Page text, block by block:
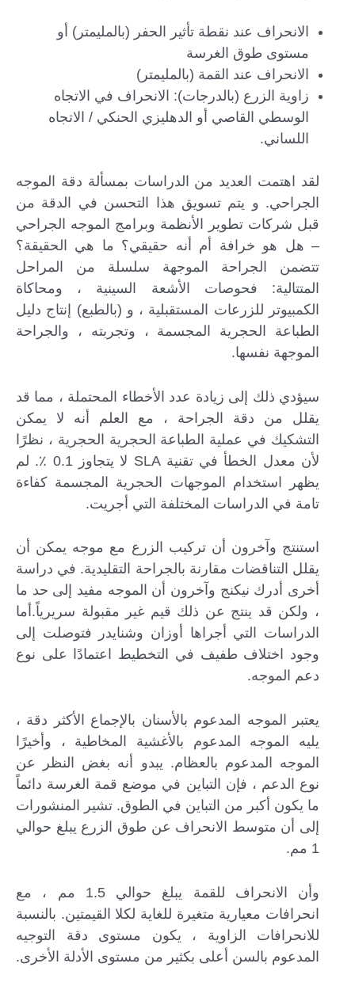
الانحراف عند نقطة تأثير الحفر (بالمليمتر) أو
مستوى طوق الغرسة
الانحراف عند القمة (بالمليمتر)
زاوية الزرع (بالدرجات): الانحراف في الاتجاه
الوسطي القاصي أو الدهليزي الحنكي / الاتجاه
اللساني.
لقد اهتمت العديد من الدراسات بمسألة دقة الموجه
الجراحي. و يتم تسويق هذا التحسن في الدقة من
قبل شركات تطوير الأنظمة وبرامج الموجه الجراحي
– هل هو خرافة أم أنه حقيقي؟ ما هي الحقيقة؟
تتضمن الجراحة الموجهة سلسلة من المراحل
المتتالية: فحوصات الأشعة السينية ، ومحاكاة
الكمبيوتر للزرعات المستقبلية ، و (بالطبع) إنتاج دليل
الطباعة الحجرية المجسمة ، وتجربته ، والجراحة
الموجهة نفسها.
سيؤدي ذلك إلى زيادة عدد الأخطاء المحتملة ، مما قد
يقلل من دقة الجراحة ، مع العلم أنه لا يمكن
التشكيك في عملية الطباعة الحجرية الحجرية ، نظرًا
لأن معدل الخطأ في تقنية SLA لا يتجاوز 0.1 ٪. لم
يظهر استخدام الموجهات الحجرية المجسمة كفاءة
تامة في الدراسات المختلفة التي أجريت.
استنتج وآخرون أن تركيب الزرع مع موجه يمكن أن
يقلل التناقضات مقارنة بالجراحة التقليدية. في دراسة
أخرى أدرك نيكنج وآخرون أن الموجه مفيد إلى حد ما
، ولكن قد ينتج عن ذلك قيم غير مقبولة سريرياً.أما
الدراسات التي أجراها أوزان وشنايدر فتوصلت إلى
وجود اختلاف طفيف في التخطيط اعتمادًا على نوع
دعم الموجه.
يعتبر الموجه المدعوم بالأسنان بالإجماع الأكثر دقة ،
يليه الموجه المدعوم بالأغشية المخاطية ، وأخيرًا
الموجه المدعوم بالعظام. يبدو أنه بغض النظر عن
نوع الدعم ، فإن التباين في موضع قمة الغرسة دائماً
ما يكون أكبر من التباين في الطوق. تشير المنشورات
إلى أن متوسط ​​الانحراف عن طوق الزرع يبلغ حوالي
1 مم.
وأن الانحراف للقمة يبلغ حوالي 1.5 مم ، مع
انحرافات معيارية متغيرة للغاية لكلا القيمتين. بالنسبة
للانحرافات الزاوية ، يكون مستوى دقة التوجيه
المدعوم بالسن أعلى بكثير من مستوى الأدلة الأخرى.